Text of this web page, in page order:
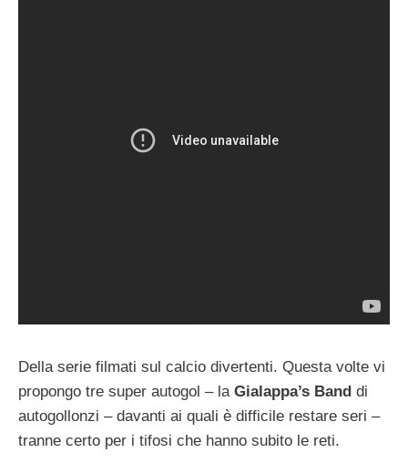
Della serie filmati sul calcio divertenti. Questa volte vi
propongo tre super autogol – la Gialappa’s Band di
autogollonzi – davanti ai quali è difficile restare seri –
tranne certo per i tifosi che hanno subito le reti.